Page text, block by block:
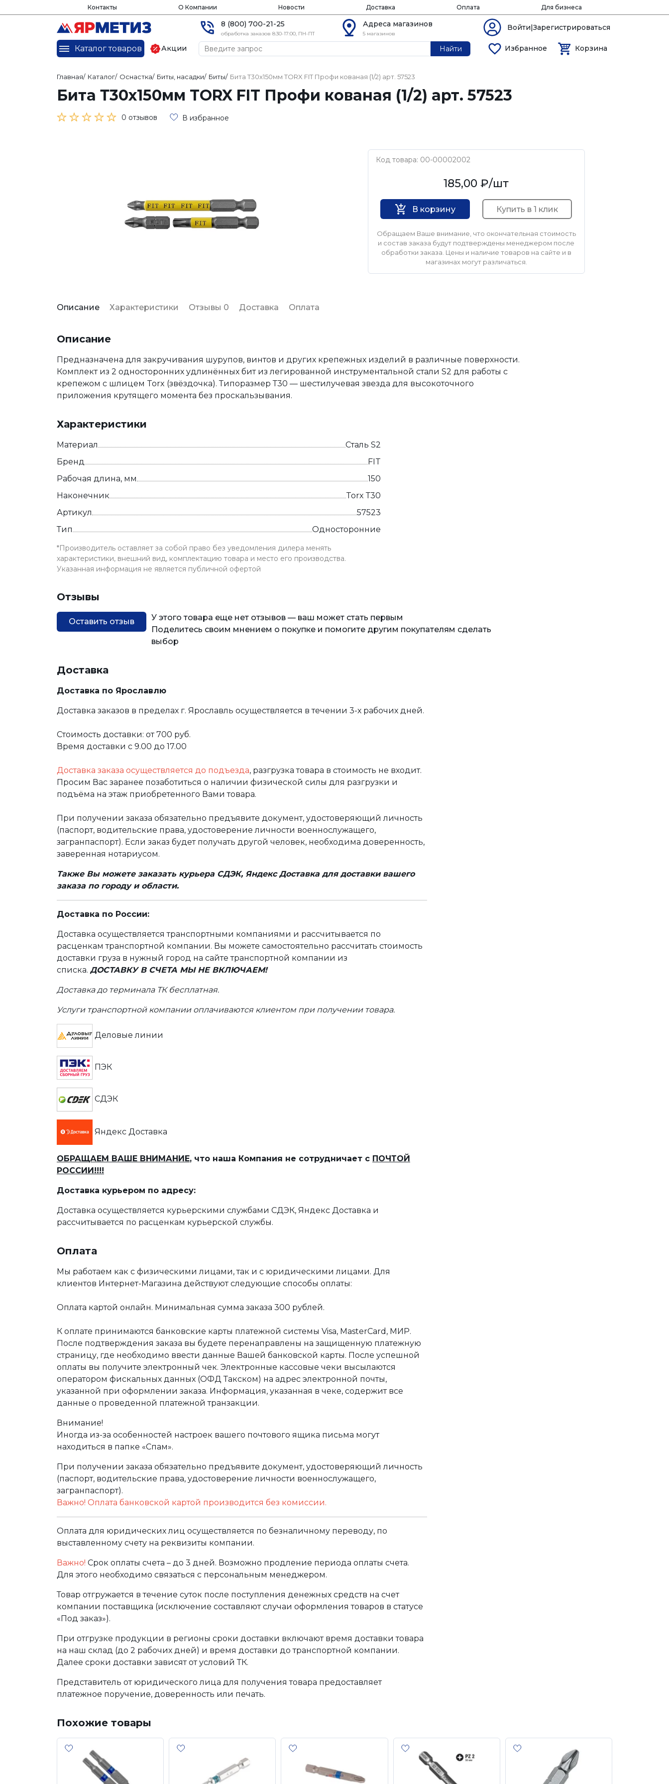
Контакты О Компании Новости Доставка Оплата Для бизнеса
8 (800) 700-21-25
обработка заказов 8:30-17:00, ПН-ПТ
Адреса магазинов
5 магазинов
Войти|Зарегистрироваться
Каталог товаров Акции Найти Избранное Корзина
Главная/ Каталог/ Оснастка/ Биты, насадки/ Биты/ Бита Т30х150мм TORX FIT Профи кованая (1/2) арт. 57523
Бита Т30х150мм TORX FIT Профи кованая (1/2) арт. 57523
0 отзывов В избранное
Код товара: 00-00002002
185,00 ₽/шт
В корзину Купить в 1 клик
Обращаем Ваше внимание, что окончательная стоимость
и состав заказа будут подтверждены менеджером после
обработки заказа. Цены и наличие товаров на сайте и в
магазинах могут различаться.
Описание Характеристики Отзывы 0 Доставка Оплата
Описание
Предназначена для закручивания шурупов, винтов и других крепежных изделий в различные поверхности.
Комплект из 2 односторонних удлинённых бит из легированной инструментальной стали S2 для работы с
крепежом с шлицем Torx (звёздочка). Типоразмер Т30 — шестилучевая звезда для высокоточного
приложения крутящего момента без проскальзывания.
Характеристики
Материал
Сталь S2
Бренд
FIT
Рабочая длина, мм
150
Наконечник
Torx Т30
Артикул
57523
Тип
Односторонние
*Производитель оставляет за собой право без уведомления дилера менять
характеристики, внешний вид, комплектацию товара и место его производства.
Указанная информация не является публичной офертой
Отзывы
Оставить отзыв
У этого товара еще нет отзывов — ваш может стать первым
Поделитесь своим мнением о покупке и помогите другим покупателям сделать
выбор
Доставка
Доставка по Ярославлю
Доставка заказов в пределах г. Ярославль осуществляется в течении 3-х рабочих дней.
Стоимость доставки: от 700 руб.
Время доставки с 9.00 до 17.00
Доставка заказа осуществляется до подъезда, разгрузка товара в стоимость не входит.
Просим Вас заранее позаботиться о наличии физической силы для разгрузки и
подъёма на этаж приобретенного Вами товара.
При получении заказа обязательно предъявите документ, удостоверяющий личность
(паспорт, водительские права, удостоверение личности военнослужащего,
загранпаспорт). Если заказ будет получать другой человек, необходима доверенность,
заверенная нотариусом.
Также Вы можете заказать курьера СДЭК, Яндекс Доставка для доставки вашего
заказа по городу и области.
Доставка по России:
Доставка осуществляется транспортными компаниями и рассчитывается по
расценкам транспортной компании. Вы можете самостоятельно рассчитать стоимость
доставки груза в нужный город на сайте транспортной компании из
списка. ДОСТАВКУ В СЧЕТА МЫ НЕ ВКЛЮЧАЕМ!
Доставка до терминала ТК бесплатная.
Услуги транспортной компании оплачиваются клиентом при получении товара.
Деловые линии
ПЭК
СДЭК
Яндекс Доставка
ОБРАЩАЕМ ВАШЕ ВНИМАНИЕ, что наша Компания не сотрудничает с ПОЧТОЙ
РОССИИ!!!!
Доставка курьером по адресу:
Доставка осуществляется курьерскими службами СДЭК, Яндекс Доставка и
рассчитывается по расценкам курьерской службы.
Оплата
Мы работаем как с физическими лицами, так и с юридическими лицами. Для
клиентов Интернет-Магазина действуют следующие способы оплаты:
Оплата картой онлайн. Минимальная сумма заказа 300 рублей.
К оплате принимаются банковские карты платежной системы Visa, MasterCard, МИР.
После подтверждения заказа вы будете перенаправлены на защищенную платежную
страницу, где необходимо ввести данные Вашей банковской карты. После успешной
оплаты вы получите электронный чек. Электронные кассовые чеки высылаются
оператором фискальных данных (ОФД Такском) на адрес электронной почты,
указанной при оформлении заказа. Информация, указанная в чеке, содержит все
данные о проведенной платежной транзакции.
Внимание!
Иногда из-за особенностей настроек вашего почтового ящика письма могут
находиться в папке «Спам».
При получении заказа обязательно предъявите документ, удостоверяющий личность
(паспорт, водительские права, удостоверение личности военнослужащего,
загранпаспорт).
Важно! Оплата банковской картой производится без комиссии.
Оплата для юридических лиц осуществляется по безналичному переводу, по
выставленному счету на реквизиты компании.
Важно! Срок оплаты счета – до 3 дней. Возможно продление периода оплаты счета.
Для этого необходимо связаться с персональным менеджером.
Товар отгружается в течение суток после поступления денежных средств на счет
компании поставщика (исключение составляют случаи оформления товаров в статусе
«Под заказ»).
При отгрузке продукции в регионы сроки доставки включают время доставки товара
на наш склад (до 2 рабочих дней) и время доставки до транспортной компании.
Далее сроки доставки зависят от условий ТК.
Представитель от юридического лица для получения товара предоставляет
платежное поручение, доверенность или печать.
Похожие товары